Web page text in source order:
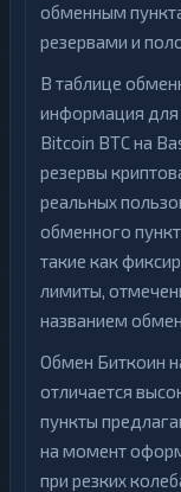
обменным
резервами и
В таблице
информация для
Bitcoin BTC на
резервы
реальных
обменного
такие как
лимиты,
названием
Обмен Биткоин
отличается
пункты
на момент
при резких